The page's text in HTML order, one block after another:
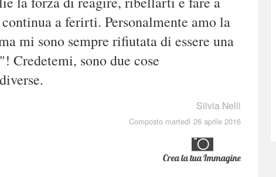
a ferirti. Personalmente amo la
mi sono sempre rifiutata di essere una
Credetemi, sono due cose
Silvia Nelli
Composto martedì 26 aprile 2016
Crea la tua Immagine